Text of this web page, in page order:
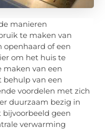
manieren
te maken van
openhaard of een
om het huis te
maken van een
behulp van een
voordelen met zich
duurzaam bezig in
bijvoorbeeld geen
verwarming